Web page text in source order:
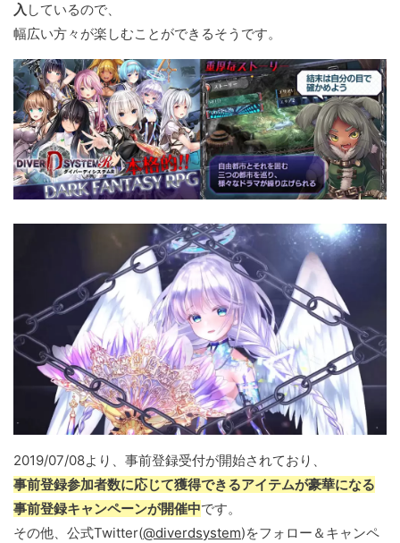
入 しているので、
幅広い方々が楽しむことができるそうです。
2019/07/08より、事前登録受付が開始されており、
事前登録参加者数に応じて獲得できるアイテムが豪華になる
事前登録キャンペーンが開催中です。
その他、公式Twitter(@diverdsystem)をフォロー＆キャンペ